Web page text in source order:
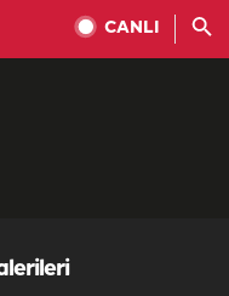
CANLI